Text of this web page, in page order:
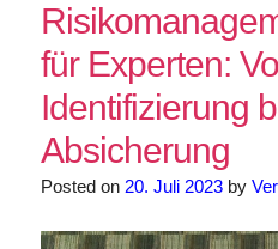
für Experten:
Identifizierung
Absicherung
Posted on 20. Juli 2023by